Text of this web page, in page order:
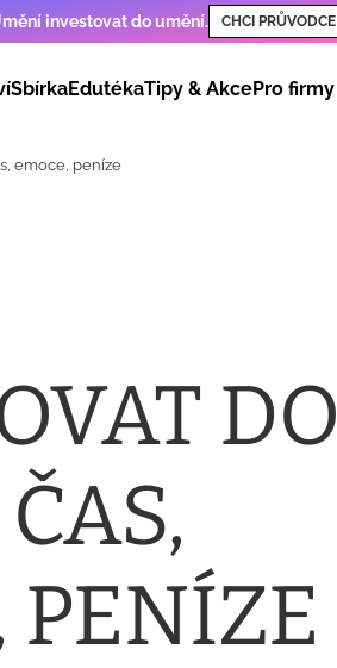
investovat do umění. CHCI PRŮVODCE
SbírkaEdutékaTipy & AkcePro firmy
emoce, peníze
DO
PENÍZE